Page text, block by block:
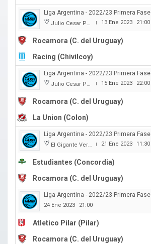
Liga Argentina - 2022/23 Primera Fase
Julio Cesar Paccagnella | 13 Ene 2023 21:00
Rocamora (C. del Uruguay)
Racing (Chivilcoy)
Liga Argentina - 2022/23 Primera Fase
Julio Cesar Paccagnella | 15 Ene 2023 22:00
Rocamora (C. del Uruguay)
La Union (Colon)
Liga Argentina - 2022/23 Primera Fase
El Gigante Verde | 21 Ene 2023 11:30
Estudiantes (Concordia)
Rocamora (C. del Uruguay)
Liga Argentina - 2022/23 Primera Fase
24 Ene 2023 21:00
Atletico Pilar (Pilar)
Rocamora (C. del Uruguay)